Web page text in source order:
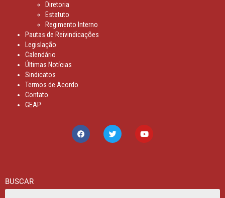
Diretoria
Estatuto
Regimento Interno
Pautas de Reivindicações
Legislação
Calendário
Últimas Notícias
Sindicatos
Termos de Acordo
Contato
GEAP
BUSCAR